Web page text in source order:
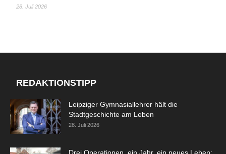
28. Juli 2026
REDAKTIONSTIPP
Leipziger Gymnasiallehrer hält die
Stadtgeschichte am Leben
28. Juli 2026